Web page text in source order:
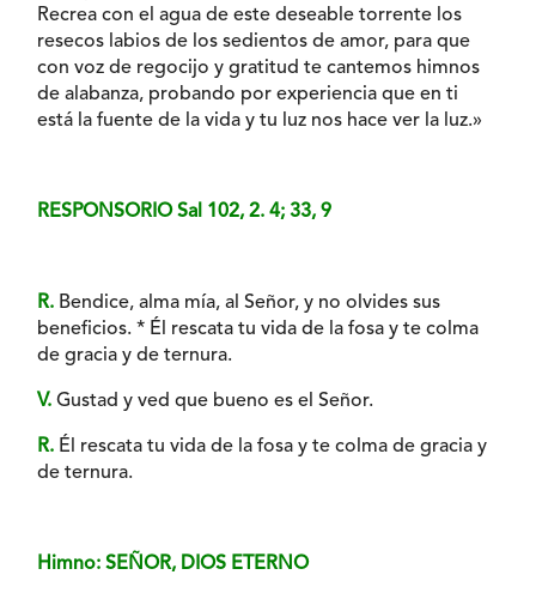
Recrea con el agua de este deseable torrente los
resecos labios de los sedientos de amor, para que
con voz de regocijo y gratitud te cantemos himnos
de alabanza, probando por experiencia que en ti
está la fuente de la vida y tu luz nos hace ver la luz.»
RESPONSORIO Sal 102, 2. 4; 33, 9
R. Bendice, alma mía, al Señor, y no olvides sus
beneficios. * Él rescata tu vida de la fosa y te colma
de gracia y de ternura.
V. Gustad y ved que bueno es el Señor.
R. Él rescata tu vida de la fosa y te colma de gracia y
de ternura.
Himno: SEÑOR, DIOS ETERNO